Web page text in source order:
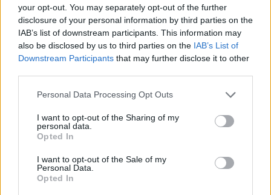
your opt-out. You may separately opt-out of the further
disclosure of your personal information by third parties on the
IAB’s list of downstream participants. This information may
also be disclosed by us to third parties on the IAB’s List of
Downstream Participants that may further disclose it to other
Personal Data Processing Opt Outs
I want to opt-out of the Sharing of my
personal data.
Opted In
I want to opt-out of the Sale of my
Personal Data.
Opted In
Staran luetuimmat
1
UUTISET